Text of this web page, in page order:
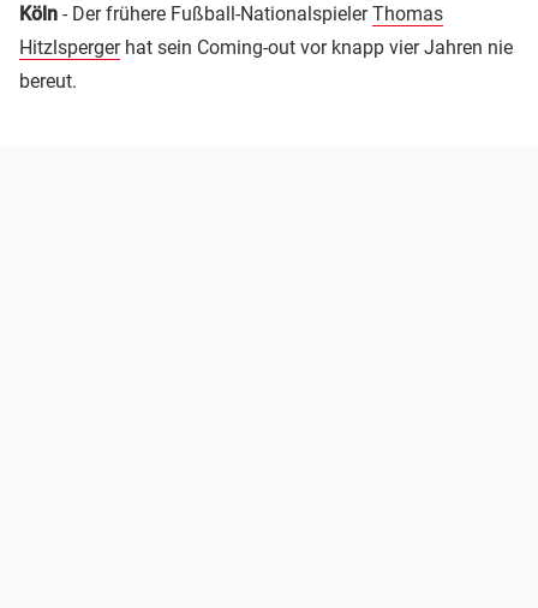
Köln - Der frühere Fußball-NationalspielerThomas
Hitzlspergerhat sein Coming-out vor knapp vier Jahren nie
bereut.